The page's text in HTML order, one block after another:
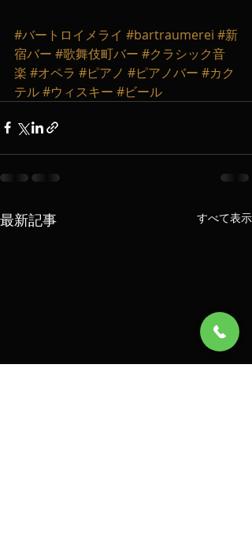
#バートロイメライ #bartraumerei #新
宿バー #歌舞伎町バー #クラシック音
楽 #オペラ #ピアノ #ピアノバー #カク
テル#ウィスキー #ビール
最新記事 すべて表示